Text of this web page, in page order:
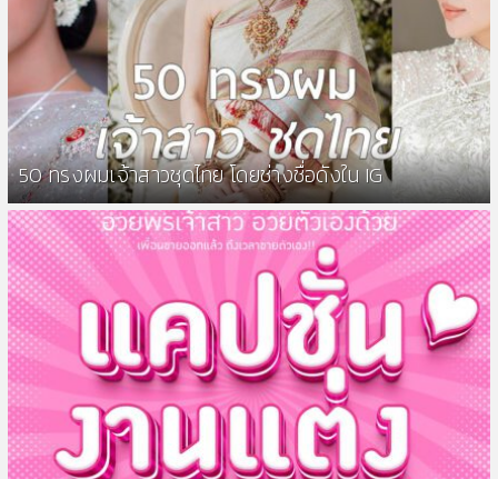
50 ทรงผมเจ้าสาวชุดไทย โดยช่างชื่อดังใน IG